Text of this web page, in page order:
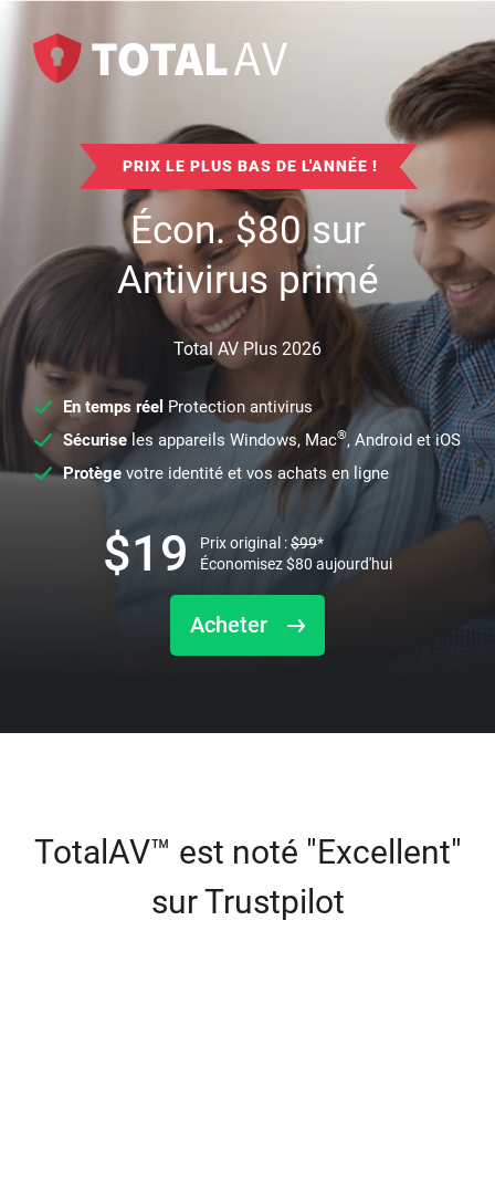
PRIX LE PLUS BAS DE L'ANNÉE !
Écon.$80sur
Antivirus primé
Total AV Plus 2026
En temps réel Protection antivirus
Sécuriseles appareils Windows, Mac®, Android et iOS
Protège votre identité et vos achats en ligne
Acheter
$19 Prix original :$99*
Économisez$80 aujourd'hui
TotalAV™ est noté "Excellent"
sur Trustpilot